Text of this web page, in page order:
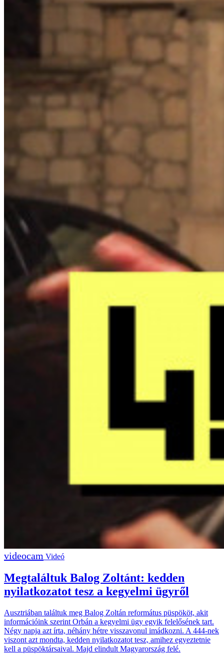
Videó
Megtaláltuk Balog Zoltánt: kedden
nyilatkozatot tesz a kegyelmi ügyről
Ausztriában találtuk meg Balog Zoltán református püspököt, akit
információink szerint Orbán a kegyelmi ügy egyik felelősének tart.
Négy napja azt írta, néhány hétre visszavonul imádkozni. A 444-nek
viszont azt mondta, kedden nyilatkozatot tesz, amihez egyeztetnie
kell a püspöktársaival. Majd elindult Magyarország felé.